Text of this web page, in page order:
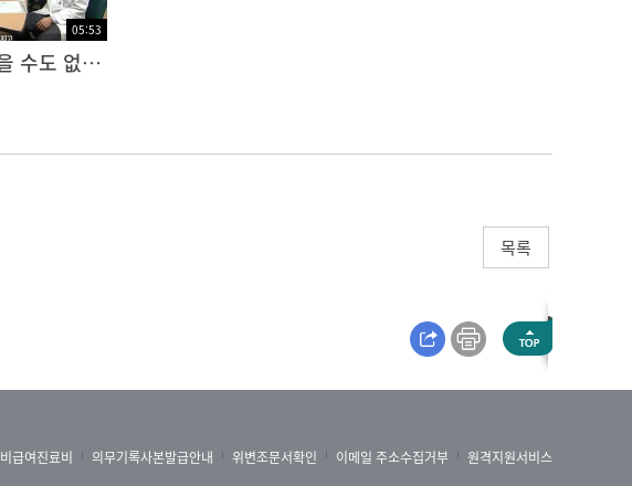
05:53
눈치보여 긁을 수도 없고… 항문이 가려울 때
목록
비급여진료비 의무기록사본발급안내 위변조문서확인 이메일 주소수집거부 원격지원서비스